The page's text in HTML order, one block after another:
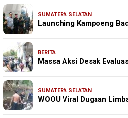
SUMATERA SELATAN
Launching Kampoeng
BERITA
Massa Aksi Desak
SUMATERA SELATAN
WOOU Viral Dugaan